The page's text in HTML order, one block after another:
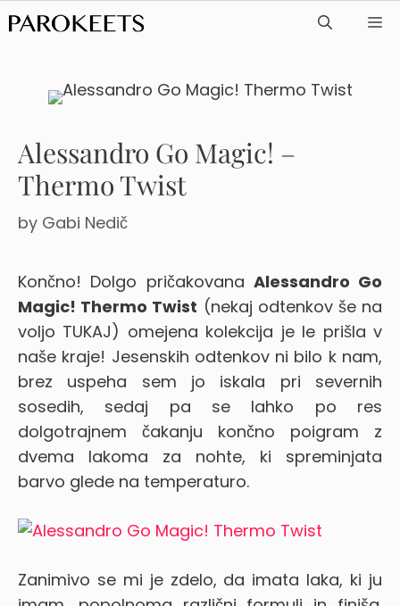
Skip
to
Alessandro Go Magic! –
Thermo Twist
by Gabi Nedič
Končno! Dolgo pričakovana Alessandro Go
Magic! Thermo Twist (nekaj odtenkov še na
voljo TUKAJ) omejena kolekcija je le prišla v
naše kraje! Jesenskih odtenkov ni bilo k nam,
brez uspeha sem jo iskala pri severnih
sosedih, sedaj pa se lahko po res
dolgotrajnem čakanju končno poigram z
dvema lakoma za nohte, ki spreminjata
barvo glede na temperaturo.
Zanimivo se mi je zdelo, da imata laka, ki ju